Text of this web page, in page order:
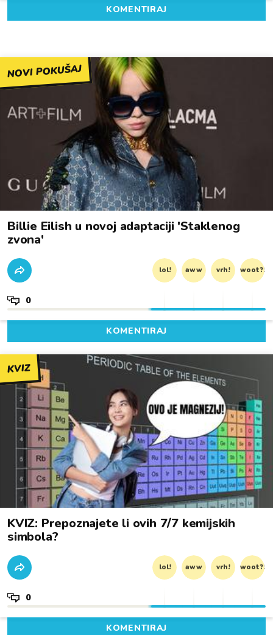
KOMENTIRAJ
NOVI POKUŠAJ
Billie Eilish u novoj adaptaciji 'Staklenog
zvona'
lol! aww vrh! woot?!
0
KOMENTIRAJ
KVIZ
KVIZ: Prepoznajete li ovih 7/7 kemijskih
simbola?
lol! aww vrh! woot?!
0
KOMENTIRAJ